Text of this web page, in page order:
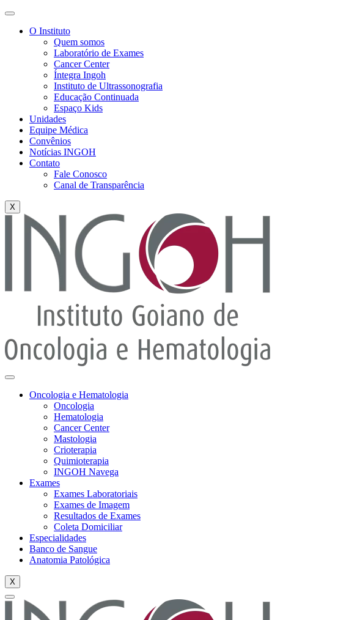
O Instituto
Quem somos
Laboratório de Exames
Cancer Center
Íntegra Ingoh
Instituto de Ultrassonografia
Educação Continuada
Espaço Kids
Unidades
Equipe Médica
Convênios
Notícias INGOH
Contato
Fale Conosco
Canal de Transparência
X
Oncologia e Hematologia
Oncologia
Hematologia
Cancer Center
Mastologia
Crioterapia
Quimioterapia
INGOH Navega
Exames
Exames Laboratoriais
Exames de Imagem
Resultados de Exames
Coleta Domiciliar
Especialidades
Banco de Sangue
Anatomia Patológica
X